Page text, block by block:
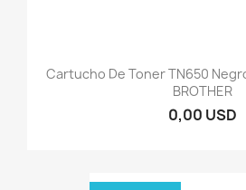
Cartucho De Toner TN650
BROTHER
0,00 USD